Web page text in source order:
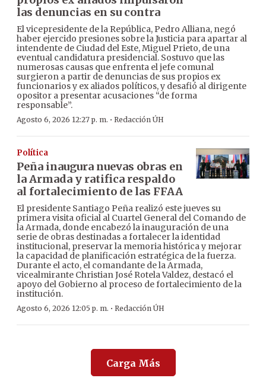
las denuncias en su contra
El vicepresidente de la República, Pedro Alliana, negó
haber ejercido presiones sobre la Justicia para apartar al
intendente de Ciudad del Este, Miguel Prieto, de una
eventual candidatura presidencial. Sostuvo que las
numerosas causas que enfrenta el jefe comunal
surgieron a partir de denuncias de sus propios ex
funcionarios y ex aliados políticos, y desafió al dirigente
opositor a presentar acusaciones “de forma
responsable”.
Agosto 6, 2026 12:27 p. m. · Redacción ÚH
Política
Peña inaugura nuevas obras en
la Armada y ratifica respaldo
al fortalecimiento de las FFAA
El presidente Santiago Peña realizó este jueves su
primera visita oficial al Cuartel General del Comando de
la Armada, donde encabezó la inauguración de una
serie de obras destinadas a fortalecer la identidad
institucional, preservar la memoria histórica y mejorar
la capacidad de planificación estratégica de la fuerza.
Durante el acto, el comandante de la Armada,
vicealmirante Christian José Rotela Valdez, destacó el
apoyo del Gobierno al proceso de fortalecimiento de la
institución.
Agosto 6, 2026 12:05 p. m. · Redacción ÚH
Carga Más